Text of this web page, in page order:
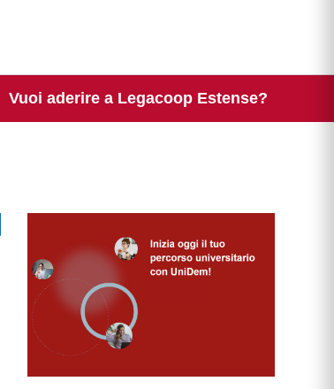
Vuoi aderire a Legacoop Estense?